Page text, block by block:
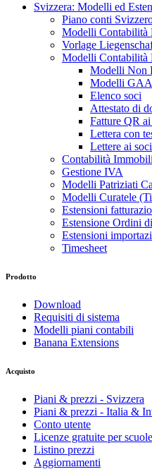
Svizzera: Modelli ed
Piano conti
Modelli Contabilità
Vorlage
Modelli Contabilità
Modelli Non
Modelli
Elenco soci
Attestato di
Fatture QR
Lettera con
Lettere ai
Contabilità
Gestione IVA
Modelli Patriziati
Modelli Curatele
Estensioni
Estensione Ordini
Estensioni
Timesheet
Prodotto
Download
Requisiti di sistema
Modelli piani contabili
Banana Extensions
Acquisto
Piani & prezzi - Svizzera
Piani & prezzi - Italia &
Conto utente
Licenze gratuite per
Listino prezzi
Aggiornamenti